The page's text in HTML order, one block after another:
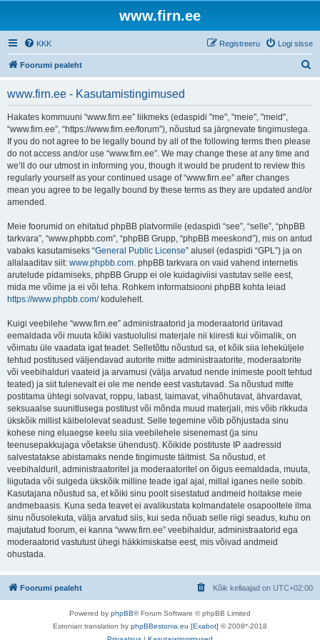
www.firn.ee
KKK Logi sisse
Registreeru
Foorumi pealeht
www.firn.ee - Kasutamistingimused
Hakates kommuuni “www.firn.ee” liikmeks (edaspidi "me", "meie", "meid",
“www.firn.ee”, “https://www.firn.ee/forum”), nõustud sa järgnevate tingimustega.
If you do not agree to be legally bound by all of the following terms then please
do not access and/or use “www.firn.ee”. We may change these at any time and
we’ll do our utmost in informing you, though it would be prudent to review this
regularly yourself as your continued usage of “www.firn.ee” after changes
mean you agree to be legally bound by these terms as they are updated and/or
amended.
Meie foorumid on ehitatud phpBB platvormile (edaspidi “see”, “selle”, “phpBB
tarkvara”, “www.phpbb.com”, “phpBB Grupp, “phpBB meeskond”), mis on antud
vabaks kasutamiseks “General Public License” alusel (edaspidi “GPL”) ja on
allalaaditav siit: www.phpbb.com. phpBB tarkvara on vaid vahend internetis
arutelude pidamiseks, phpBB Grupp ei ole kuidagiviisi vastutav selle eest,
mida me võime ja ei või teha. Rohkem informatsiooni phpBB kohta leiad
https://www.phpbb.com/kodulehelt.
Kuigi veebilehe “www.firn.ee” administraatorid ja moderaatorid üritavad
eemaldada või muuta kõiki vastuolulisi materjale nii kiiresti kui võimalik, on
võimatu üle vaadata igat teadet. Selletõttu nõustud sa, et kõik siia leheküljele
tehtud postitused väljendavad autorite mitte administraatorite, moderaatorite
või veebihalduri vaateid ja arvamusi (välja arvatud nende inimeste poolt tehtud
teated) ja siit tulenevalt ei ole me nende eest vastutavad. Sa nõustud mitte
postitama ühtegi solvavat, roppu, labast, laimavat, vihaõhutavat, ähvardavat,
seksuaalse suunitlusega postitust või mõnda muud materjali, mis võib rikkuda
ükskõik millist käibelolevat seadust. Selle tegemine võib põhjustada sinu
kohese ning eluaegse keelu siia veebilehele sisenemast (ja sinu
teenusepakkujaga võetakse ühendust). Kõikide postituste IP aadressid
salvestatakse abistamaks nende tingimuste täitmist. Sa nõustud, et
veebihalduril, administraatoritel ja moderaatoritel on õigus eemaldada, muuta,
liigutada või sulgeda ükskõik milline teade igal ajal, millal iganes neile sobib.
Kasutajana nõustud sa, et kõiki sinu poolt sisestatud andmeid hoitakse meie
andmebaasis. Kuna seda teavet ei avalikustata kolmandatele osapooltele ilma
sinu nõusolekuta, välja arvatud siis, kui seda nõuab selle riigi seadus, kuhu on
majutatud foorum, ei kanna “www.firn.ee” veebihaldur, administraatorid ega
moderaatorid vastutust ühegi häkkimiskatse eest, mis võivad andmeid
ohustada.
Foorumi pealeht Kõik kellaajad on UTC+02:00
Powered by phpBB® Forum Software © phpBB Limited
Estonian translation by phpBBestonia.eu [Exabot] © 2008*-2018